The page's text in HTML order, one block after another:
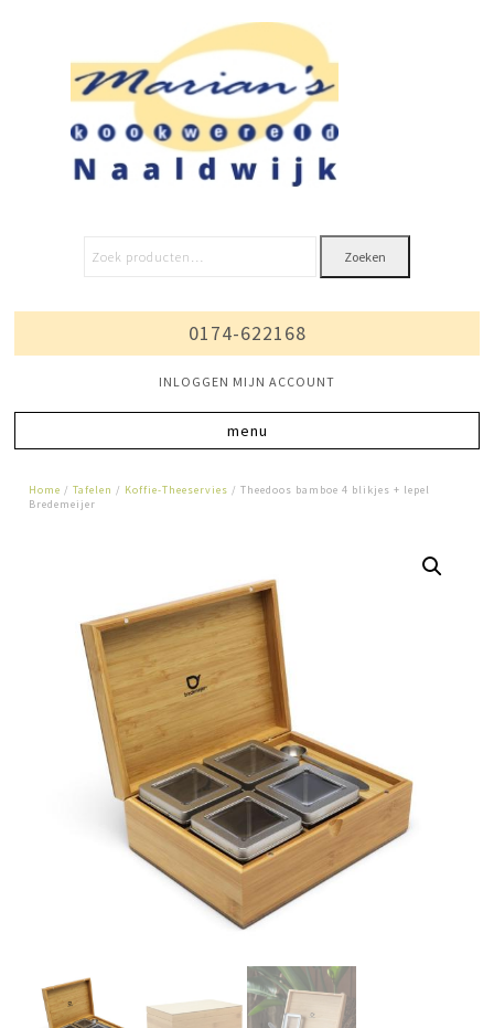
Zoeken
0174-622168
INLOGGEN MIJN ACCOUNT
Home /Tafelen / Koffie-Theeservies / Theedoos bamboe 4 blikjes + lepel
Bredemeijer